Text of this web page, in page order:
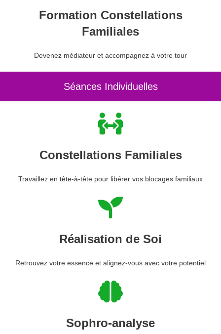
Formation Constellations
Familiales
Devenez médiateur et accompagnez à votre tour
Séances Individuelles
Constellations Familiales
Travaillez en tête-à-tête pour libérer vos blocages familiaux
Réalisation de Soi
Retrouvez votre essence et alignez-vous avec votre potentiel
Sophro-analyse